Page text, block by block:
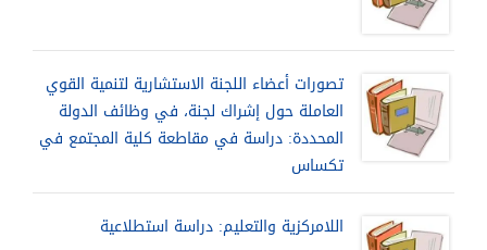
تصورات أعضاء اللجنة الاستشارية لتنمية القوي
العاملة حول إشراك لجنة، في وظائف الدولة
المحددة: دراسة في مقاطعة كلية المجتمع في
تكساس
اللامركزية والتعليم: دراسة استطلاعية